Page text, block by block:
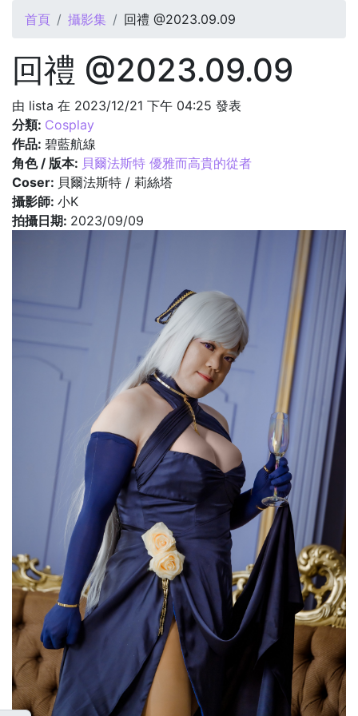
您在這裡
首頁 攝影集 回禮 @2023.09.09
回禮 @2023.09.09
由 lista 在 2023/12/21 下午 04:25 發表
分類: Cosplay
作品: 碧藍航線
角色 / 版本: 貝爾法斯特 優雅而高貴的從者
Coser: 貝爾法斯特 / 莉絲塔
攝影師: 小K
拍攝日期: 2023/09/09